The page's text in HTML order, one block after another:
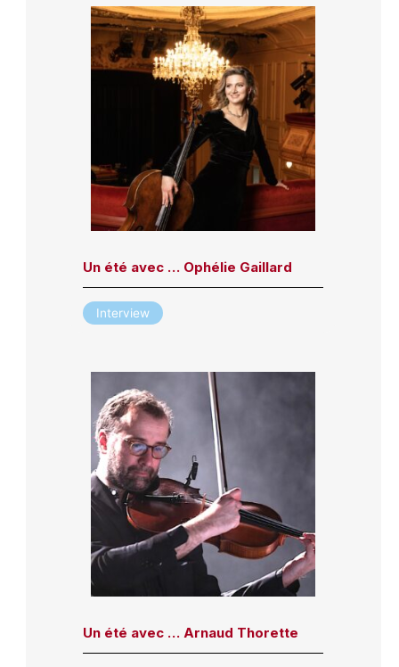
Un été avec … Ophélie Gaillard
Interview
Un été avec … Arnaud Thorette